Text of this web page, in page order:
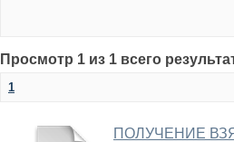
Просмотр 1 из 1 всего
1
ПОЛУЧЕНИЕ